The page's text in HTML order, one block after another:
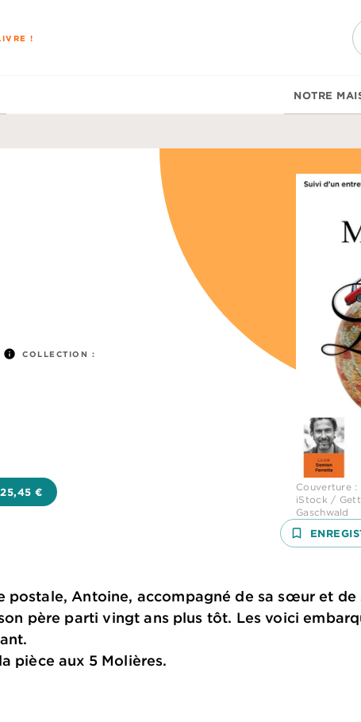
!
NOTRE
info
COLLECTION :
25,45 €
Couverture
iStock /
Gaschwald
bookmark_border
postale, Antoine, accompagné de sa sœur et
père parti vingt ans plus tôt. Les voici
pièce aux 5 Molières.